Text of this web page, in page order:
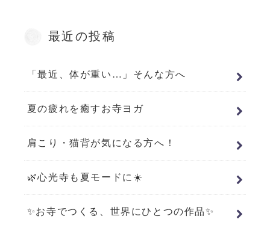
最近の投稿
「最近、体が重い…」そんな方へ
夏の疲れを癒すお寺ヨガ
肩こり・猫背が気になる方へ！
🌿心光寺も夏モードに☀️
✨お寺でつくる、世界にひとつの作品✨